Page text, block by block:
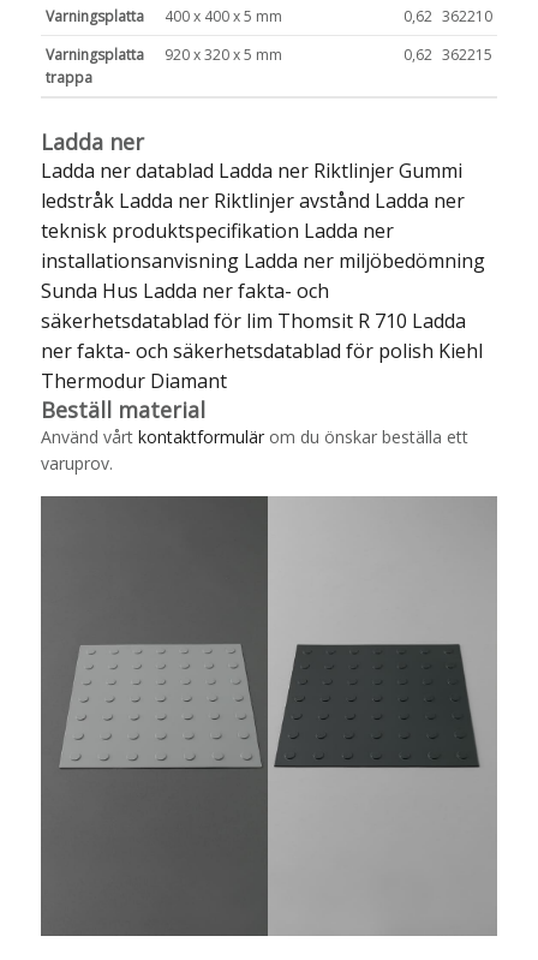
Varningsplatta
400 x 400 x 5 mm 0,62 362210
Varningsplatta
trappa
920 x 320 x 5 mm 0,62 362215
Ladda ner
Ladda ner datablad Ladda ner Riktlinjer Gummi
ledstråk Ladda ner Riktlinjer avstånd Ladda ner
teknisk produktspecifikation Ladda ner
installationsanvisning Ladda ner miljöbedömning
Sunda Hus Ladda ner fakta- och
säkerhetsdatablad för lim Thomsit R 710 Ladda
ner fakta- och säkerhetsdatablad för polish Kiehl
Thermodur Diamant
Beställ material
Använd vårt kontaktformulärom du önskar beställa ett
varuprov.